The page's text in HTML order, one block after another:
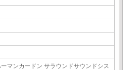
マンカードン サラウンドサウンドシス